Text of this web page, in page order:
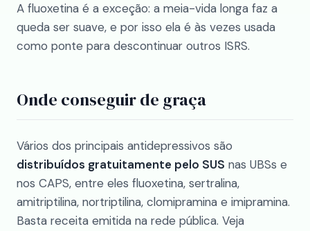
A fluoxetina é a exceção: a meia-vida longa faz a
queda ser suave, e por isso ela é às vezes usada
como ponte para descontinuar outros ISRS.
Onde conseguir de graça
Vários dos principais antidepressivos são
distribuídos gratuitamente pelo SUS nas UBSs e
nos CAPS, entre eles fluoxetina, sertralina,
amitriptilina, nortriptilina, clomipramina e imipramina.
Basta receita emitida na rede pública. Veja